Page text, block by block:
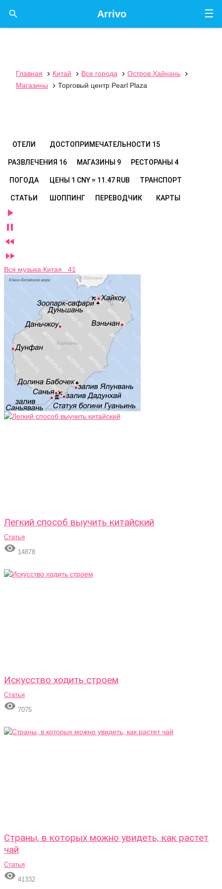
☰
Arrivo

Главная  Китай  Все города  Остров Хайнань

Магазины
 Торговый центр Pearl Plaza
ОТЕЛИ ДОСТОПРИМЕЧАТЕЛЬНОСТИ 15
РАЗВЛЕЧЕНИЯ 16 МАГАЗИНЫ 9 РЕСТОРАНЫ 4
ПОГОДА ЦЕНЫ 1 CNY = 11.47 RUB ТРАНСПОРТ
СТАТЬИ ШОППИНГ ПЕРЕВОДЧИК КАРТЫ




Вся музыка Китая 41
Легкий способ выучить китайский
Статья
 14878
Искусство ходить строем
Статья
 7075
Страны, в которых можно увидеть, как растет
чай
Статья
 41332